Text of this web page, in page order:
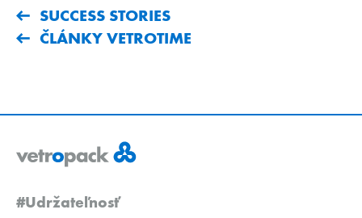
SUCCESS STORIES
ČLÁNKY VETROTIME
#Udržateľnosť